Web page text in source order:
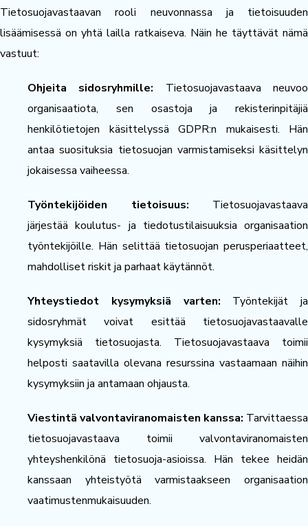
Tietosuojavastaavan rooli neuvonnassa ja tietoisuuden
lisäämisessä on yhtä lailla ratkaiseva. Näin he täyttävät nämä
vastuut:
Ohjeita sidosryhmille: Tietosuojavastaava neuvoo
organisaatiota, sen osastoja ja rekisterinpitäjiä
henkilötietojen käsittelyssä GDPR:n mukaisesti. Hän
antaa suosituksia tietosuojan varmistamiseksi käsittelyn
jokaisessa vaiheessa.
Työntekijöiden tietoisuus: Tietosuojavastaava
järjestää koulutus- ja tiedotustilaisuuksia organisaation
työntekijöille. Hän selittää tietosuojan perusperiaatteet,
mahdolliset riskit ja parhaat käytännöt.
Yhteystiedot kysymyksiä varten: Työntekijät ja
sidosryhmät voivat esittää tietosuojavastaavalle
kysymyksiä tietosuojasta. Tietosuojavastaava toimii
helposti saatavilla olevana resurssina vastaamaan näihin
kysymyksiin ja antamaan ohjausta.
Viestintä valvontaviranomaisten kanssa: Tarvittaessa
tietosuojavastaava toimii valvontaviranomaisten
yhteyshenkilönä tietosuoja-asioissa. Hän tekee heidän
kanssaan yhteistyötä varmistaakseen organisaation
vaatimustenmukaisuuden.